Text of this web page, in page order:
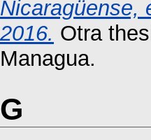
Nicaragüense,
2016. Otra
Managua.
G